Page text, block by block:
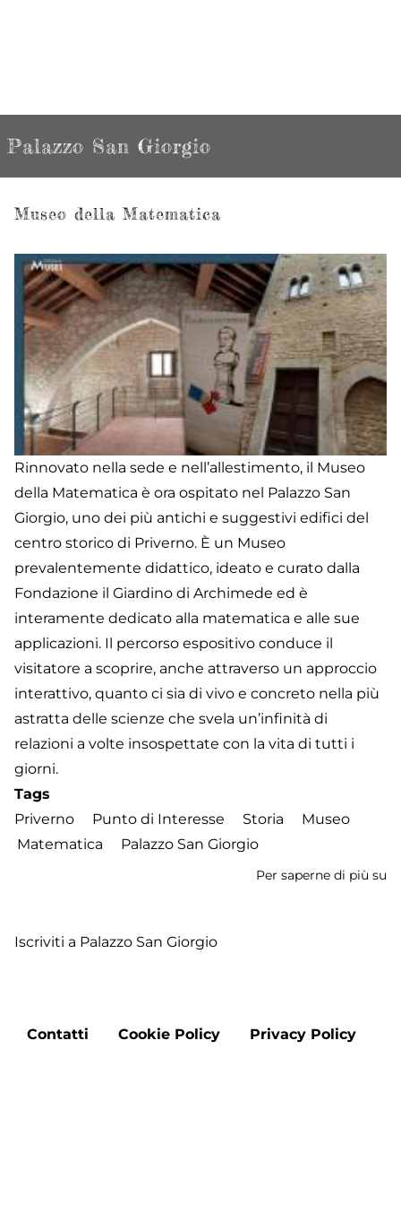
Palazzo San Giorgio
Museo della Matematica
Rinnovato nella sede e nell’allestimento, il Museo
della Matematica è ora ospitato nel Palazzo San
Giorgio, uno dei più antichi e suggestivi edifici del
centro storico di Priverno. È un Museo
prevalentemente didattico, ideato e curato dalla
Fondazione il Giardino di Archimede ed è
interamente dedicato alla matematica e alle sue
applicazioni. Il percorso espositivo conduce il
visitatore a scoprire, anche attraverso un approccio
interattivo, quanto ci sia di vivo e concreto nella più
astratta delle scienze che svela un’infinità di
relazioni a volte insospettate con la vita di tutti i
giorni.
Tags
Priverno
Punto di Interesse Storia
Museo
Matematica
Palazzo San Giorgio
Per saperne di più su
Iscriviti a Palazzo San Giorgio
Footer
Contatti Cookie Policy Privacy Policy